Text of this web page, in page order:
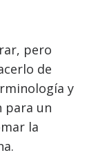
pero
de
y
para un
la